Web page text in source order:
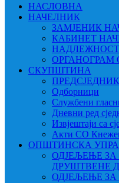
НАСЛОВНА
НАЧЕЛНИК
ЗАМЈЕНИК
КАБИНЕТ
СКУПШТИНА
Одборници
Службени
Дневни ред
Извјештаји са
Акти СО
ОПШТИНСКА
ОДЈЕЉЕЊЕ
ДРУШТВЕНЕ
ОДЈЕЉЕЊЕ